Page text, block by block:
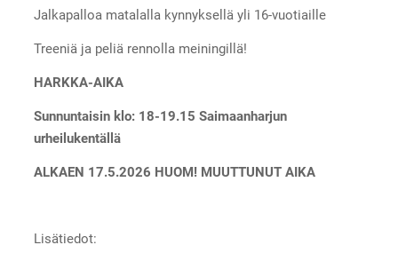
Jalkapalloa matalalla kynnyksellä yli 16-vuotiaille
Treeniä ja peliä rennolla meiningillä!
HARKKA-AIKA
Sunnuntaisin klo: 18-19.15 Saimaanharjun
urheilukentällä
ALKAEN 17.5.2026 HUOM! MUUTTUNUT AIKA
Lisätiedot: